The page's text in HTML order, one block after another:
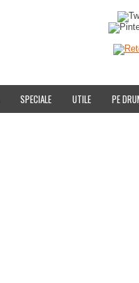
SPECIALE UTILE PE